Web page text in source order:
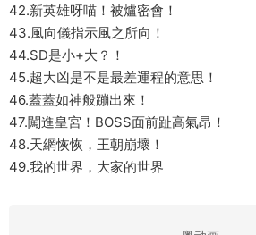
42.新英雄呀喵！被爐密會！
43.風向儀指示風之所向！
44.SD是小+大？！
45.超大凶是不是最差運程的意思！
46.蓋蓋如神般蹦出來！
47.闖進皇宮！BOSS面前趾高氣昂！
48.天網恢恢，王朝崩壞！
49.我的世界，大家的世界